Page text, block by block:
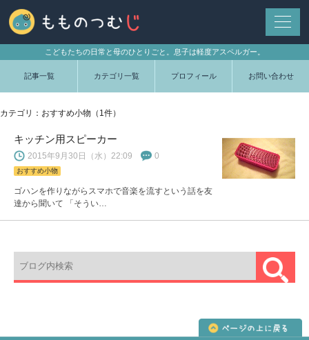
こどもたちの日常と母のひとりごと。息子は軽度アスペルガー。
記事一覧 カテゴリ一覧 プロフィール お問い合わせ
カテゴリ：おすすめ小物（1件）
キッチン用スピーカー
2015年9月30日（水）22:09 0
おすすめ小物
ゴハンを作りながらスマホで音楽を流すという話を友
達から聞いて 「そうい…